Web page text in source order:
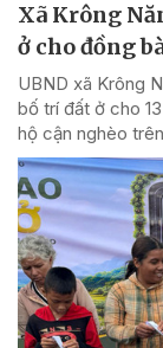
Xã Krông
ở cho đồng
UBND xã Krông
bố trí đất ở cho
hộ cận nghèo